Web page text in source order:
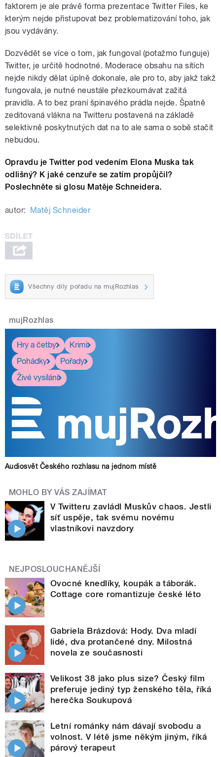
faktorem je ale právě forma prezentace Twitter Files, ke
kterým nejde přistupovat bez problematizování toho, jak
jsou vydávány.
Dozvědět se více o tom, jak fungoval (potažmo funguje)
Twitter, je určitě hodnotné. Moderace obsahu na sítích
nejde nikdy dělat úplně dokonale, ale pro to, aby jakž takž
fungovala, je nutné neustále přezkoumávat zažitá
pravidla. A to bez praní špinavého prádla nejde. Špatně
zeditovaná vlákna na Twitteru postavená na základě
selektivně poskytnutých dat na to ale sama o sobě stačit
nebudou.
Opravdu je Twitter pod vedením Elona Muska tak
odlišný? K jaké cenzuře se zatím propůjčil?
Poslechněte si glosu Matěje Schneidera.
autor: Matěj Schneider
Všechny díly pořadu na mujRozhlas
mujRozhlas
Hry a četby
Krimi
Pohádky
Pořady
Živé vysílání
Audiosvět Českého rozhlasu na jednom místě
MOHLO BY VÁS ZAJÍMAT
V Twitteru zavládl Muskův chaos. Jestli
síť uspěje, tak svému novému
vlastníkovi navzdory
NEJPOSLOUCHANĚJŠÍ
Ovocné knedlíky, koupák a táborák.
Cottage core romantizuje české léto
Gabriela Brázdová: Hody. Dva mladí
lidé, dva protančené dny. Milostná
novela ze současnosti
Velikost 38 jako plus size? Český film
preferuje jediný typ ženského těla, říká
herečka Soukupová
Letní románky nám dávají svobodu a
volnost. V létě jsme někým jiným, říká
párový terapeut